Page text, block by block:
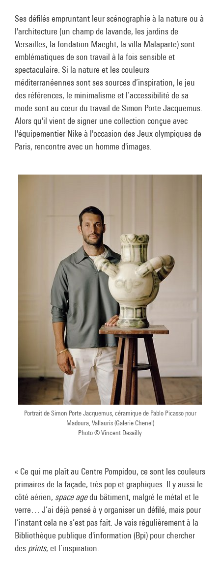
Ses défilés empruntant leur scénographie à la nature ou à
l'architecture (un champ de lavande, les jardins de
Versailles, la fondation Maeght, la villa Malaparte) sont
emblématiques de son travail à la fois sensible et
spectaculaire. Si la nature et les couleurs
méditerranéennes sont ses sources d’inspiration, le jeu
des références, le minimalisme et l’accessibilité de sa
mode sont au cœur du travail de Simon Porte Jacquemus.
Alors qu'il vient de signer une collection conçue avec
l'équipementier Nike à l'occasion des Jeux olympiques de
Paris, rencontre avec un homme d'images.
Portrait de Simon Porte Jacquemus, céramique de Pablo Picasso pour
Madoura, Vallauris (Galerie Chenel)
Photo © Vincent Desailly
« Ce qui me plaît au Centre Pompidou, ce sont les couleurs
primaires de la façade, très pop et graphiques. Il y aussi le
côté aérien, space agedu bâtiment, malgré le métal et le
verre… J’ai déjà pensé à y organiser un défilé, mais pour
l’instant cela ne s’est pas fait. Je vais régulièrement à la
Bibliothèque publique d'information (Bpi) pour chercher
des prints, et l’inspiration.